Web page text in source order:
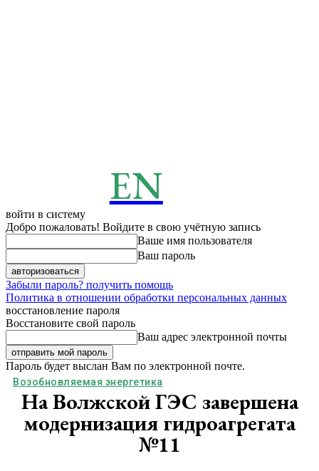
EN
войти в систему
Добро пожаловать! Войдите в свою учётную запись
Ваше имя пользователя
Ваш пароль
Забыли пароль? получить помощь
Политика в отношении обработки персональных данных
восстановление пароля
Восстановите свой пароль
Ваш адрес электронной почты
Пароль будет выслан Вам по электронной почте.
Возобновляемая энергетика
На Волжской ГЭС завершена
модернизация гидроагрегата
№11